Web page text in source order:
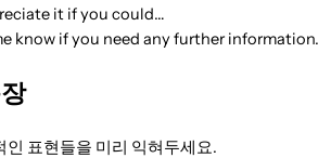
it if you could…
know if you need any further information.
인 표현들을 미리 익혀두세요.